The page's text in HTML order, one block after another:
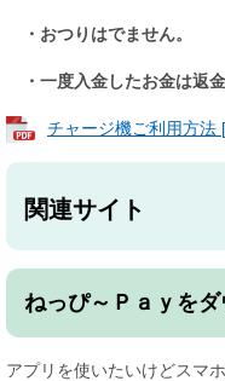
・おつりはでません。
・一度入金したお金は返金
チャージ機ご利用方法
関連サイト
ねっぴ～Ｐａｙを
アプリを使いたいけどスマ